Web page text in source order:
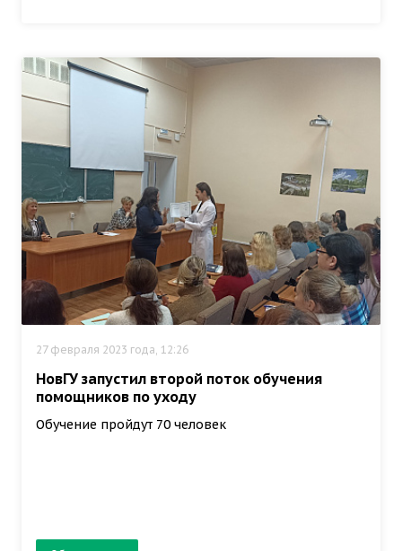
27 февраля 2023 года, 12:26
НовГУ запустил второй поток обучения
помощников по уходу
Обучение пройдут 70 человек